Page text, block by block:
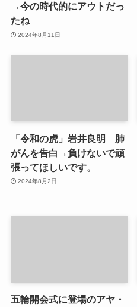
→今の時代的にアウトだっ
たね
2024年8月11日
「令和の虎」岩井良明 肺
がんを告白→負けないで頑
張ってほしいです。
2024年8月2日
五輪開会式に登場のアヤ・